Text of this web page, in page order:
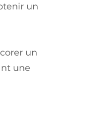
un
un
une